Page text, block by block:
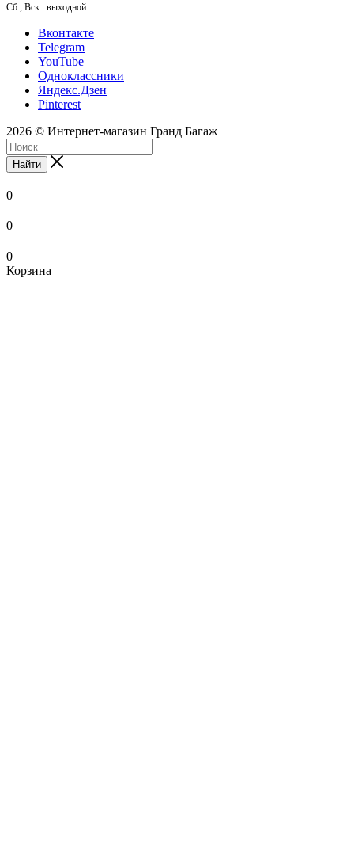
Сб., Вск.: выходной
Вконтакте
Telegram
YouTube
Одноклассники
Яндекс.Дзен
Pinterest
2026 © Интернет-магазин Гранд Багаж
Найти
0
0
0
Корзина